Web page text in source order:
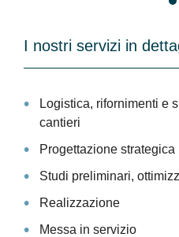
I nostri servizi in
Logistica, rifornimenti e
cantieri
Progettazione strategica
Studi preliminari,
Realizzazione
Messa in servizio